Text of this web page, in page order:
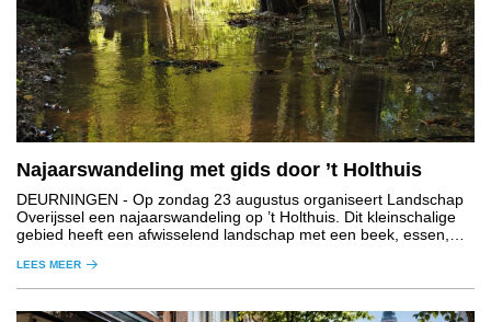
Najaarswandeling met gids door ’t Holthuis
DEURNINGEN - Op zondag 23 augustus organiseert Landschap
Overijssel een najaarswandeling op ’t Holthuis. Dit kleinschalige
gebied heeft een afwisselend landschap met een beek, essen,
LEES MEER